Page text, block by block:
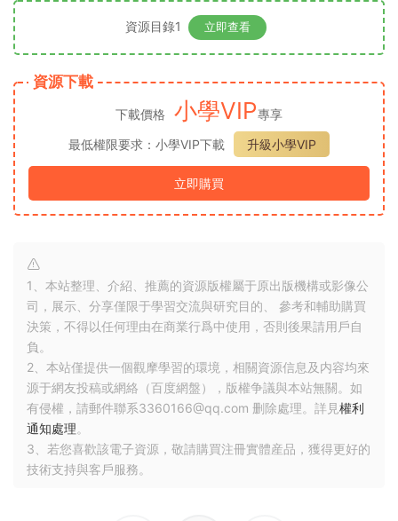
資源目錄1 立即查看
資源下載
下載價格 小學VIP專享
最低權限要求：小學VIP下載
升級小學VIP
立即購買
1、本站整理、介紹、推薦的資源版權屬于原出版機構或影像公
司，展示、分享僅限于學習交流與研究目的、 參考和輔助購買
決策，不得以任何理由在商業行爲中使用，否則後果請用戶自
負。
2、本站僅提供一個觀摩學習的環境，相關資源信息及内容均來
源于網友投稿或網絡（百度網盤），版權争議與本站無關。如
有侵權，請郵件聯系3360166@qq.com 删除處理。詳見權利
通知處理。
3、若您喜歡該電子資源，敬請購買注冊實體産品，獲得更好的
技術支持與客戶服務。